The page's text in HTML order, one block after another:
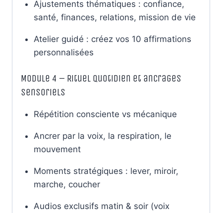
Ajustements thématiques : confiance,
santé, finances, relations, mission de vie
Atelier guidé : créez vos 10 affirmations
personnalisées
Module 4 – Rituel quotidien et ancrages
sensoriels
Répétition consciente vs mécanique
Ancrer par la voix, la respiration, le
mouvement
Moments stratégiques : lever, miroir,
marche, coucher
Audios exclusifs matin & soir (voix